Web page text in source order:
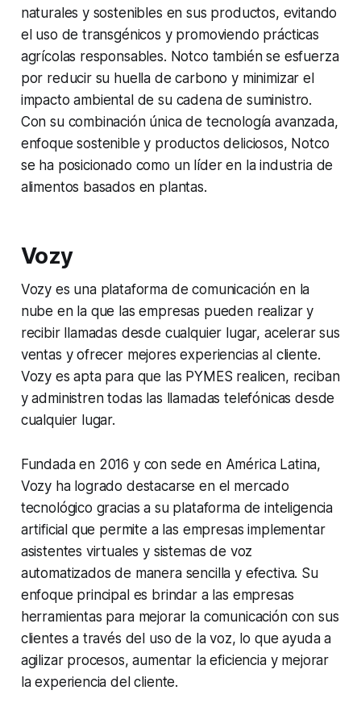
naturales y sostenibles en sus productos, evitando
el uso de transgénicos y promoviendo prácticas
agrícolas responsables. Notco también se esfuerza
por reducir su huella de carbono y minimizar el
impacto ambiental de su cadena de suministro.
Con su combinación única de tecnología avanzada,
enfoque sostenible y productos deliciosos, Notco
se ha posicionado como un líder en la industria de
alimentos basados en plantas.
Vozy
Vozy es una plataforma de comunicación en la
nube en la que las empresas pueden realizar y
recibir llamadas desde cualquier lugar, acelerar sus
ventas y ofrecer mejores experiencias al cliente.
Vozy es apta para que las PYMES realicen, reciban
y administren todas las llamadas telefónicas desde
cualquier lugar.
Fundada en 2016 y con sede en América Latina,
Vozy ha logrado destacarse en el mercado
tecnológico gracias a su plataforma de inteligencia
artificial que permite a las empresas implementar
asistentes virtuales y sistemas de voz
automatizados de manera sencilla y efectiva. Su
enfoque principal es brindar a las empresas
herramientas para mejorar la comunicación con sus
clientes a través del uso de la voz, lo que ayuda a
agilizar procesos, aumentar la eficiencia y mejorar
la experiencia del cliente.